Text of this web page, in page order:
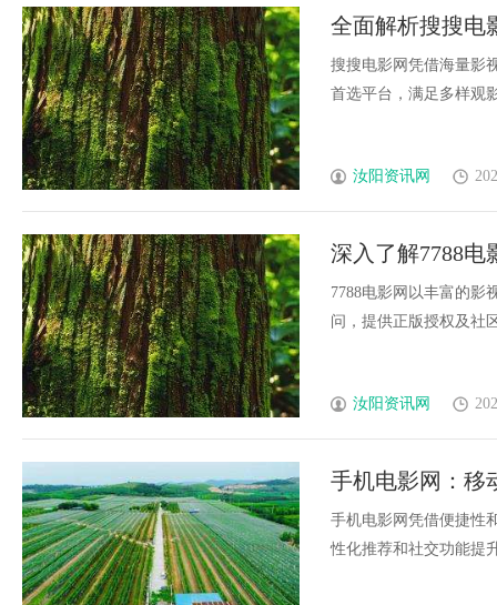
全面解析搜搜电
搜搜电影网凭借海量影
首选平台，满足多样观
汝阳资讯网
深入了解7788
合
7788电影网以丰富的影
问，提供正版授权及社
汝阳资讯网
手机电影网：移
手机电影网凭借便捷性
性化推荐和社交功能提